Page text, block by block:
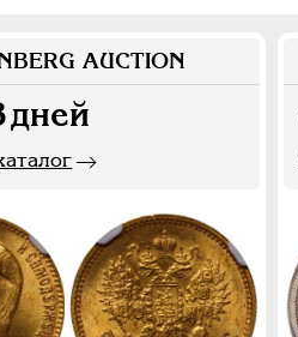
AUCTION
дней